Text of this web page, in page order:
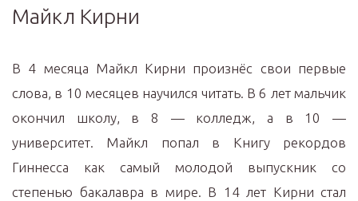
Майкл Кирни
В 4 месяца Майкл Кирни произнёс свои первые
слова, в 10 месяцев научился читать. В 6 лет мальчик
окончил школу, в 8 — колледж, а в 10 —
университет. Майкл попал в Книгу рекордов
Гиннесса как самый молодой выпускник со
степенью бакалавра в мире. В 14 лет Кирни стал